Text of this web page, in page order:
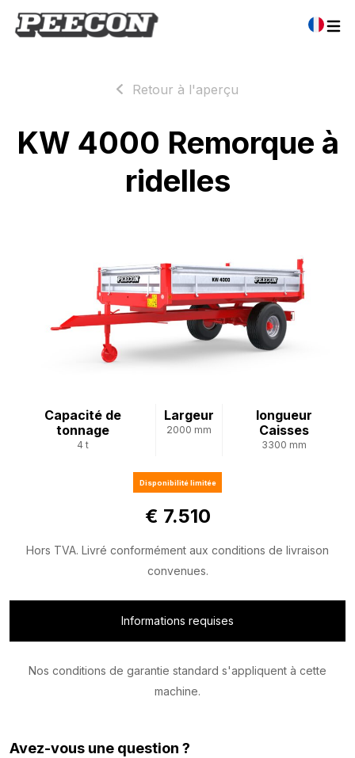
Retour à l'aperçu
KW 4000 Remorque à
ridelles
Capacité de
tonnage
4 t
Largeur
2000 mm
longueur
Caisses
3300 mm
Disponibilité limitée
€ 7.510
Hors TVA. Livré conformément aux conditions de livraison
convenues.
Informations requises
Nos conditions de garantie standard s'appliquent à cette
machine.
Avez-vous une question ?